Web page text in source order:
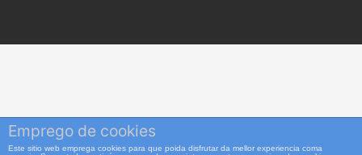
Emprego de cookies
Este sitio web emprega cookies para que poida disfrutar da mellor experiencia coma